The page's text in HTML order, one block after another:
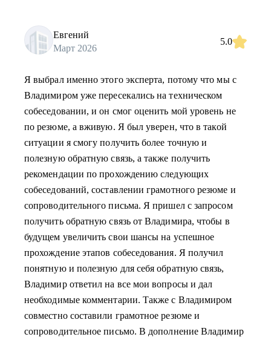
Евгений
Март 2026
5.0
Я выбрал именно этого эксперта, потому что мы с
Владимиром уже пересекались на техническом
собеседовании, и он смог оценить мой уровень не
по резюме, а вживую. Я был уверен, что в такой
ситуации я смогу получить более точную и
полезную обратную связь, а также получить
рекомендации по прохождению следующих
собеседований, составлении грамотного резюме и
сопроводительного письма. Я пришел с запросом
получить обратную связь от Владимира, чтобы в
будущем увеличить свои шансы на успешное
прохождение этапов собеседования. Я получил
понятную и полезную для себя обратную связь,
Владимир ответил на все мои вопросы и дал
необходимые комментарии. Также с Владимиром
совместно составили грамотное резюме и
сопроводительное письмо. В дополнение Владимир